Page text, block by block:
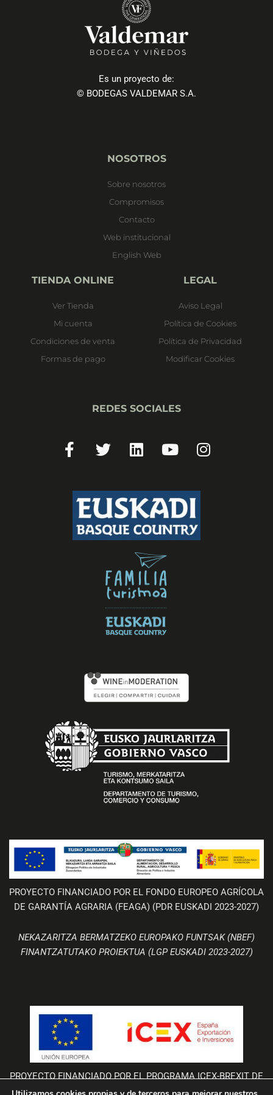
Es un proyecto de:
© BODEGAS VALDEMAR S.A.
NOSOTROS
Sobre nosotros
Compromisos
Contacto
Web institucional
English Web
TIENDA ONLINE
Ver Tienda
Mi cuenta
Condiciones de venta
Formas de pago
LEGAL
Aviso Legal
Política de Cookies
Política de Privacidad
Modificar Cookies
REDES SOCIALES
f
PROYECTO FINANCIADO POR EL PROGRAMA ICEX-BREXIT DE
LA UNIÓN EUROPEA
PROYECTO FINANCIADO POR EL FONDO EUROPEO AGRÍCOLA
DE GARANTÍA AGRARIA (FEAGA) (PDR EUSKADI 2023-2027)
NEKAZARITZA BERMATZEKO EUROPAKO FUNTSAK (NBEF)
FINANTZATUTAKO PROIEKTUA (LGP EUSKADI 2023-2027)